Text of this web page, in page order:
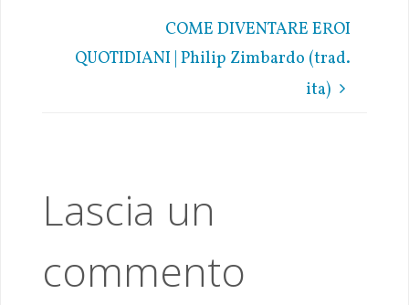
COME DIVENTARE EROI
QUOTIDIANI | Philip Zimbardo (trad.
ita)
Lascia un
commento